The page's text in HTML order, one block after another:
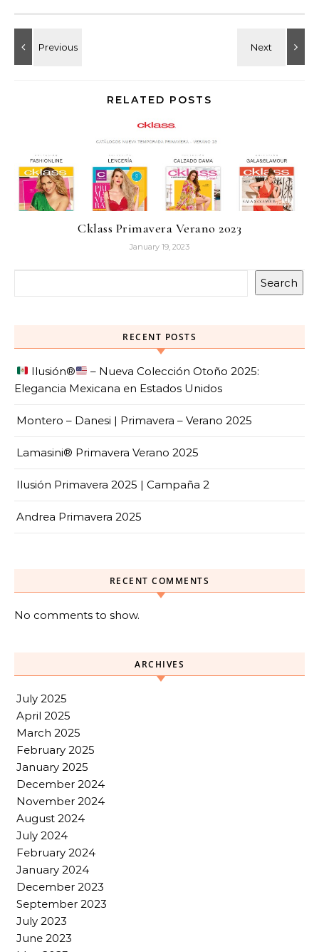
RELATED POSTS
Cklass Primavera Verano 2023
January 19, 2023
Search
RECENT POSTS
Ilusión®️
– Nueva Colección Otoño 2025:
Elegancia Mexicana en Estados Unidos
Montero – Danesi | Primavera – Verano 2025
Lamasini® Primavera Verano 2025
Ilusión Primavera 2025 | Campaña 2
Andrea Primavera 2025
RECENT COMMENTS
No comments to show.
ARCHIVES
July 2025
April 2025
March 2025
February 2025
January 2025
December 2024
November 2024
August 2024
July 2024
February 2024
January 2024
December 2023
September 2023
July 2023
June 2023